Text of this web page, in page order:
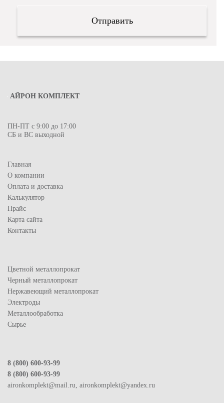
АЙРОН КОМПЛЕКТ
ПН-ПТ с 9:00 до 17:00
СБ и ВС выходной
Главная
О компании
Оплата и доставка
Калькулятор
Прайс
Карта сайта
Контакты
Цветной металлопрокат
Черный металлопрокат
Нержавеющий металлопрокат
Электроды
Металлообработка
Сырье
8 (800) 600-93-99
8 (800) 600-93-99
aironkomplekt@mail.ru, aironkomplekt@yandex.ru